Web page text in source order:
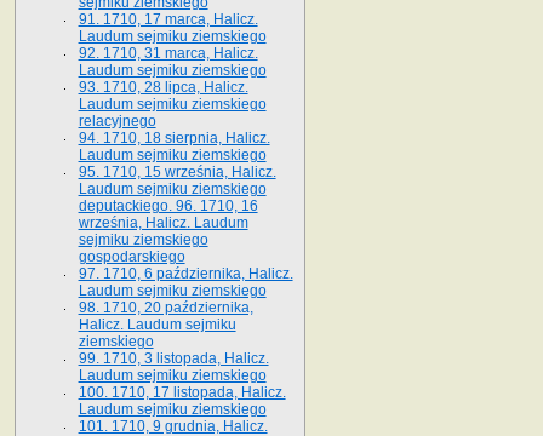
91. 1710, 17 marca, Halicz.
Laudum sejmiku ziemskiego
92. 1710, 31 marca, Halicz.
Laudum sejmiku ziemskiego
93. 1710, 28 lipca, Halicz.
Laudum sejmiku ziemskiego
relacyjnego
94. 1710, 18 sierpnia, Halicz.
Laudum sejmiku ziemskiego
95. 1710, 15 września, Halicz.
Laudum sejmiku ziemskiego
deputackiego. 96. 1710, 16
września, Halicz. Laudum
sejmiku ziemskiego
gospodarskiego
97. 1710, 6 października, Halicz.
Laudum sejmiku ziemskiego
98. 1710, 20 października,
Halicz. Laudum sejmiku
ziemskiego
99. 1710, 3 listopada, Halicz.
Laudum sejmiku ziemskiego
100. 1710, 17 listopada, Halicz.
Laudum sejmiku ziemskiego
101. 1710, 9 grudnia, Halicz.